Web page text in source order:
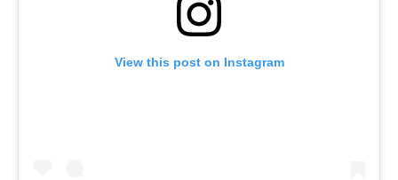
View this post on Instagram